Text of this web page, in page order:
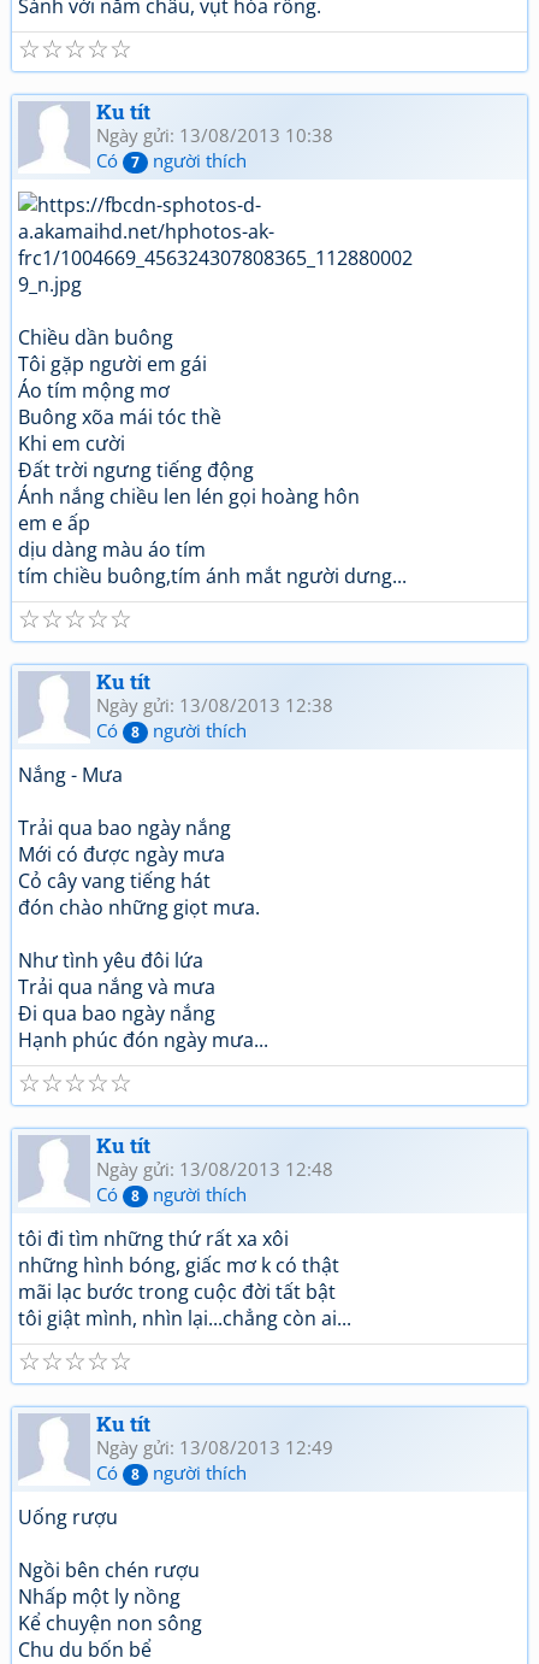
Sánh với năm châu, vụt hóa rồng.
☆
☆
☆
☆
☆
Ku tít
Ngày gửi: 13/08/2013 10:38
Có
7 người thích
Chiều dần buông
Tôi gặp người em gái
Áo tím mộng mơ
Buông xõa mái tóc thề
Khi em cười
Đất trời ngưng tiếng động
Ánh nắng chiều len lén gọi hoàng hôn
em e ấp
dịu dàng màu áo tím
tím chiều buông,tím ánh mắt người dưng...
☆
☆
☆
☆
☆
Ku tít
Ngày gửi: 13/08/2013 12:38
Có
8 người thích
Nắng - Mưa
Trải qua bao ngày nắng
Mới có được ngày mưa
Cỏ cây vang tiếng hát
đón chào những giọt mưa.
Như tình yêu đôi lứa
Trải qua nắng và mưa
Đi qua bao ngày nắng
Hạnh phúc đón ngày mưa...
☆
☆
☆
☆
☆
Ku tít
Ngày gửi: 13/08/2013 12:48
Có
8 người thích
tôi đi tìm những thứ rất xa xôi
những hình bóng, giấc mơ k có thật
mãi lạc bước trong cuộc đời tất bật
tôi giật mình, nhìn lại...chẳng còn ai...
☆
☆
☆
☆
☆
Ku tít
Ngày gửi: 13/08/2013 12:49
Có
8 người thích
Uống rượu
Ngồi bên chén rượu
Nhấp một ly nồng
Kể chuyện non sông
Chu du bốn bể